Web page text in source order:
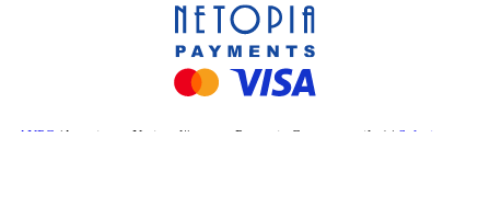
ANPC (Autoritatea Națională pentru Protecția Consumatorilor) | Soluționarea